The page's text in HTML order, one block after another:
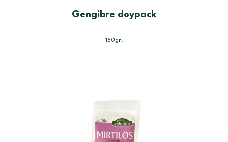
Gengibre doypack
150gr.